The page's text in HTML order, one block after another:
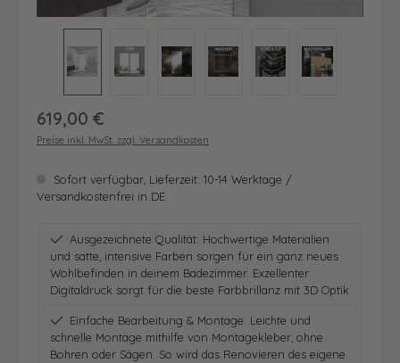
Regulärer Preis:
619,00 €
Preise inkl. MwSt. zzgl. Versandkosten
Sofort verfügbar, Lieferzeit: 10-14 Werktage /
Versandkostenfrei in DE
Ausgezeichnete Qualität: Hochwertige Materialien
und satte, intensive Farben sorgen für ein ganz neues
Wohlbefinden in deinem Badezimmer. Exzellenter
Digitaldruck sorgt für die beste Farbbrillanz mit 3D Optik
Einfache Bearbeitung & Montage: Leichte und
schnelle Montage mithilfe von Montagekleber, ohne
Bohren oder Sägen. So wird das Renovieren des eigene